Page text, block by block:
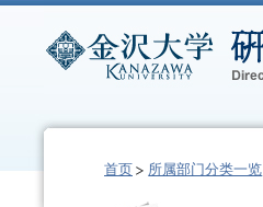
首页 所属部门分类一览